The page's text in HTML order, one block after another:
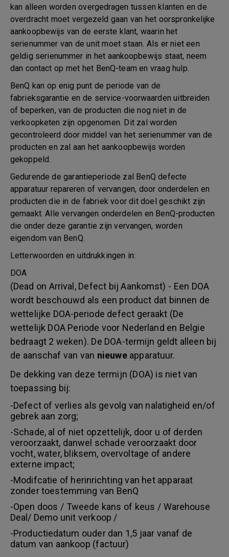
kan alleen worden overgedragen tussen klanten en de
overdracht moet vergezeld gaan van het oorspronkelijke
aankoopbewijs van de eerste klant, waarin het
serienummer van de unit moet staan. Als er niet een
geldig serienummer in het aankoopbewijs staat, neem
dan contact op met het BenQ-team en vraag hulp.
BenQ kan op enig punt de periode van de
fabrieksgarantie en de service-voorwaarden uitbreiden
of beperken, van de producten die nog niet in de
verkoopketen zijn opgenomen. Dit zal worden
gecontroleerd door middel van het serienummer van de
producten en zal aan het aankoopbewijs worden
gekoppeld.
Gedurende de garantieperiode zal BenQ defecte
apparatuur repareren of vervangen, door onderdelen en
producten die in de fabriek voor dit doel geschikt zijn
gemaakt. Alle vervangen onderdelen en BenQ-producten
die onder deze garantie zijn vervangen, worden
eigendom van BenQ.
Letterwoorden en uitdrukkingen in:
DOA
(Dead on Arrival, Defect bij Aankomst) - Een DOA
wordt beschouwd als een product dat binnen de
wettelijke DOA-periode defect geraakt (De
wettelijk DOA Periode voor Nederland en Belgie
bedraagt 2 weken). De DOA-termijn geldt alleen bij
de aanschaf van van nieuweapparatuur.
De dekking van deze termijn (DOA) is niet van
toepassing bij:
-Defect of verlies als gevolg van nalatigheid en/of
gebrek aan zorg;
-Schade, al of niet opzettelijk, door u of derden
veroorzaakt, danwel schade veroorzaakt door
vocht, water, bliksem, overvoltage of andere
externe impact;
-Modifcatie of herinrichting van het apparaat
zonder toestemming van BenQ
-Open doos / Tweede kans of keus / Warehouse
Deal/ Demo unit verkoop /
-Productiedatum ouder dan 1,5 jaar vanaf de
datum van aankoop (factuur)